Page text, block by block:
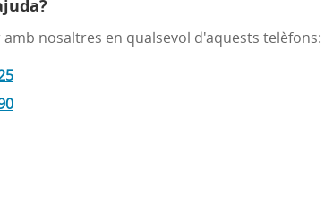
nosaltres en qualsevol d'aquests telèfons: